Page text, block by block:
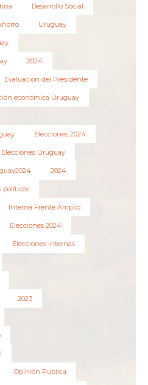
Desarrollo Social
Uruguay
2024
Evaluación del Presidente
económica Uruguay
Elecciones 2024
Elecciones Uruguay
2024
políticos
Interna Frente Amplio
Elecciones 2024
Elecciones internas
2023
Opinión Pública